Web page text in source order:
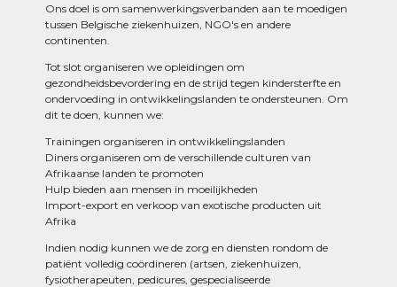
Ons doel is om samenwerkingsverbanden aan te moedigen
tussen Belgische ziekenhuizen, NGO's en andere
continenten.
Tot slot organiseren we opleidingen om
gezondheidsbevordering en de strijd tegen kindersterfte en
ondervoeding in ontwikkelingslanden te ondersteunen. Om
dit te doen, kunnen we:
Trainingen organiseren in ontwikkelingslanden
Diners organiseren om de verschillende culturen van
Afrikaanse landen te promoten
Hulp bieden aan mensen in moeilijkheden
Import-export en verkoop van exotische producten uit
Afrika
Indien nodig kunnen we de zorg en diensten rondom de
patiënt volledig coördineren (artsen, ziekenhuizen,
fysiotherapeuten, pedicures, gespecialiseerde